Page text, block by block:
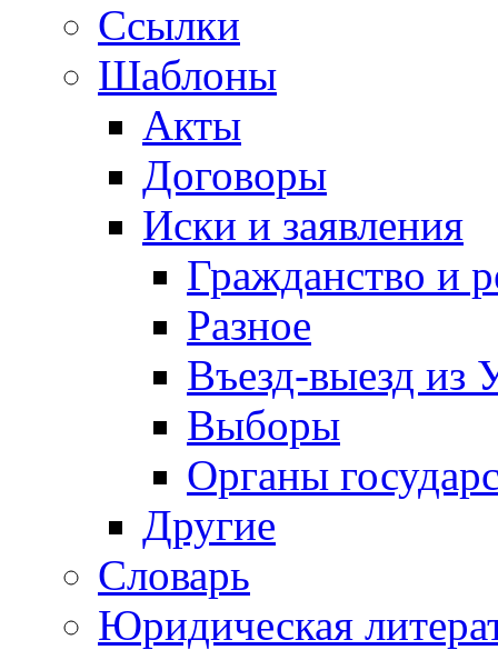
Ссылки
Шаблоны
Акты
Договоры
Иски и заявления
Гражданство и
Разное
Въезд-выезд из
Выборы
Органы
Другие
Словарь
Юридическая